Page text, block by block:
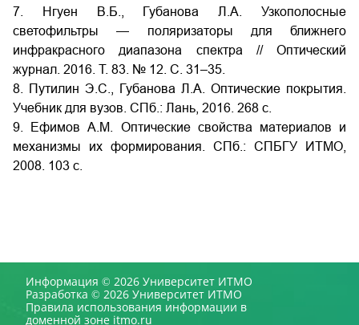
7. Нгуен В.Б., Губанова Л.А. Узкополосные
светофильтры — поляризаторы для ближнего
инфракрасного диапазона спектра // Оптический
журнал. 2016. Т. 83. № 12. С. 31–35.
8. Путилин Э.С., Губанова Л.А. Оптические покрытия.
Учебник для вузов. СПб.: Лань, 2016. 268 с.
9. Ефимов А.М. Оптические свойства материалов и
механизмы их формирования. СПб.: СПБГУ ИТМО,
2008. 103 с.
Информация © 2026 Университет ИТМО
Разработка © 2026 Университет ИТМО
Правила использования информации в
доменной зоне itmo.ru